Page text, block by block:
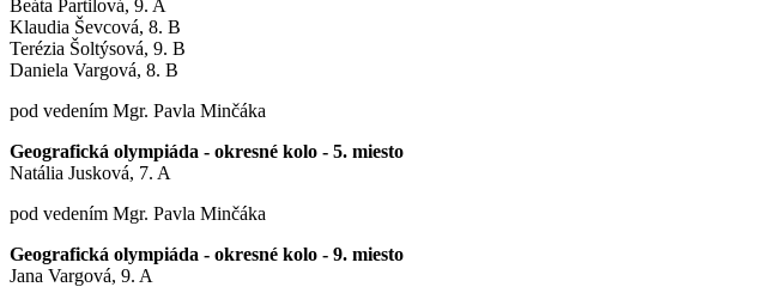
Beáta Partilová, 9. A
Klaudia Ševcová, 8. B
Terézia Šoltýsová, 9. B
Daniela Vargová, 8. B
pod vedením Mgr. Pavla Minčáka
Geografická olympiáda - okresné kolo - 5. miesto
Natália Jusková, 7. A
pod vedením Mgr. Pavla Minčáka
Geografická olympiáda - okresné kolo - 9. miesto
Jana Vargová, 9. A